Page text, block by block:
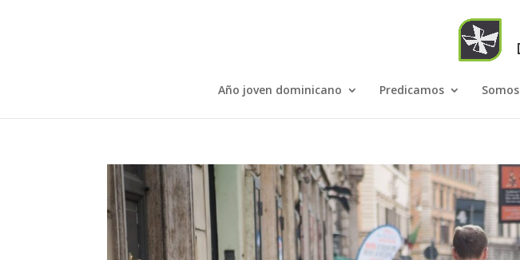
Año joven dominicano Predicamos Somos